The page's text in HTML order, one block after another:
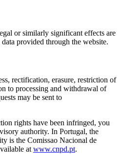
or similarly significant effects are
provided through the website.
rectification, erasure, restriction of
to processing and withdrawal of
may be sent to
rights have been infringed, you
authority. In Portugal, the
is the Comissao Nacional de
at www.cnpd.pt.